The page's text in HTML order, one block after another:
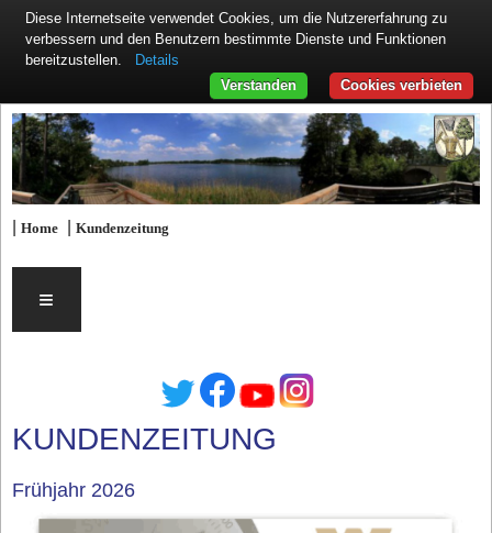
|Home |Kundenzeitung
≡
KUNDENZEITUNG
Frühjahr 2026
Diese Internetseite verwendet Cookies, um die Nutzererfahrung zu
verbessern und den Benutzern bestimmte Dienste und Funktionen
bereitzustellen.
Details
Cookies verbieten
Verstanden